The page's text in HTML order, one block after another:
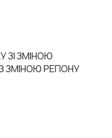
ЗІ ЗМІНОЮ
РЕГІОНУ